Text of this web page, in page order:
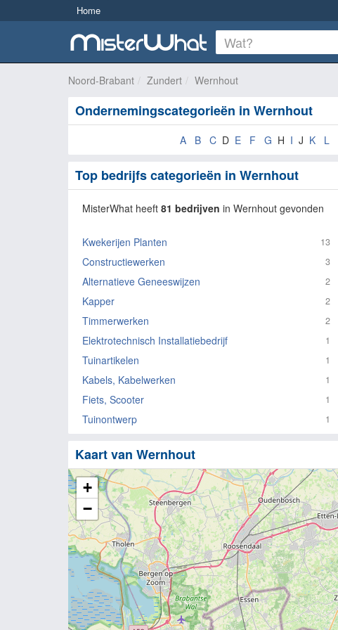
Home
Noord-Brabant Zundert Wernhout
Ondernemingscategorieën in Wernhout
A B C D E F G H I J K L
Top bedrijfs categorieën in Wernhout
MisterWhat heeft 81 bedrijven in Wernhout gevonden
Kwekerijen Planten 13
Constructiewerken 3
Alternatieve Geneeswijzen 2
Kapper 2
Timmerwerken 2
Elektrotechnisch Installatiebedrijf 1
Tuinartikelen 1
Kabels, Kabelwerken 1
Fiets, Scooter 1
Tuinontwerp 1
Kaart van Wernhout
+
−